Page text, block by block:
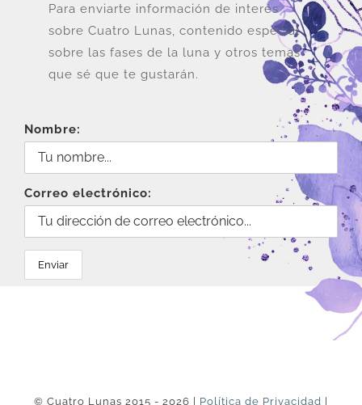
Para enviarte información de interés
sobre Cuatro Lunas, contenido especial
sobre las fases de la luna y otros temas
que sé que te gustarán.
Nombre:
Correo electrónico:
© Cuatro Lunas 2015 - 2026 | Política de Privacidad